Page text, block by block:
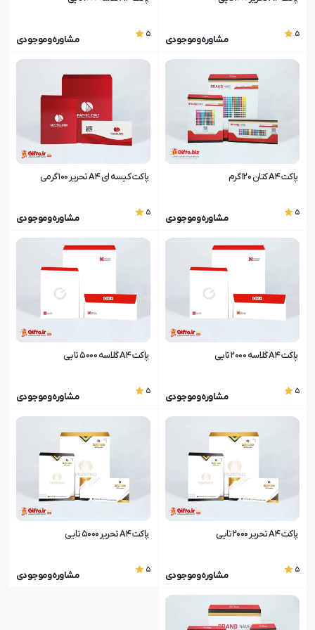
5 مشاوره و موجودی 5 مشاوره و موجودی
پاکت A4 کتان 120 گرم
5 مشاوره و موجودی
پاکت کیسه ای A4 تحریر 100 گرمی
5 مشاوره و موجودی
پاکت A4 گلاسه 2000 تایی
5 مشاوره و موجودی
پاکت A4 گلاسه 5000 تایی
5 مشاوره و موجودی
پاکت A4 تحریر 2000 تایی
5 مشاوره و موجودی
پاکت A4 تحریر 5000 تایی
5 مشاوره و موجودی